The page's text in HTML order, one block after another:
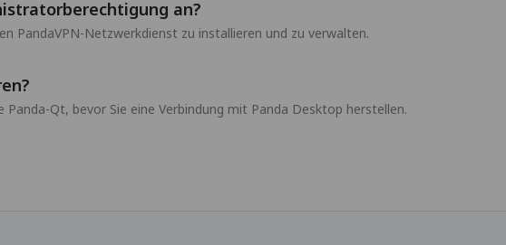
an?
PandaVPN-Netzwerkdienst zu installieren und zu verwalten.
Panda-Qt, bevor Sie eine Verbindung mit Panda Desktop herstellen.